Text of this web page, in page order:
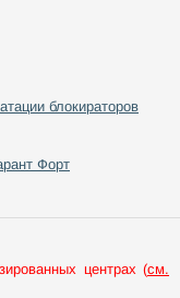
блокираторов
Форт
центрах (см.